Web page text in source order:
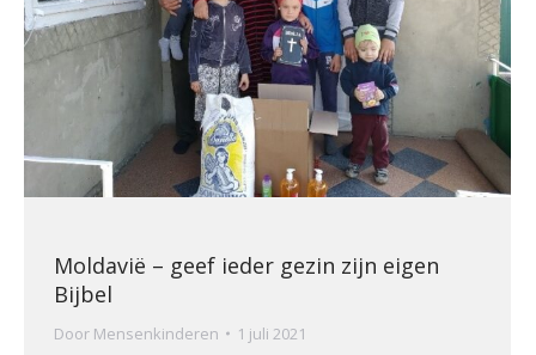
Moldavië – geef ieder gezin zijn eigen
Bijbel
Door Mensenkinderen 1 juli 2021